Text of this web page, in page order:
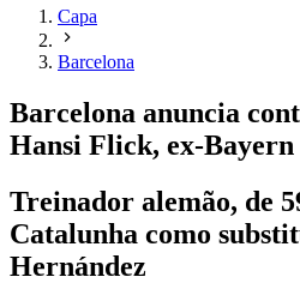
Capa
Barcelona
Barcelona anuncia
Hansi Flick, ex-Bayern
Treinador alemão, de
Catalunha como
Hernández